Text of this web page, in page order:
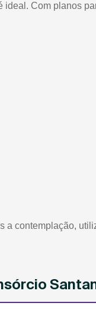
ideal. Com planos
a contemplação,